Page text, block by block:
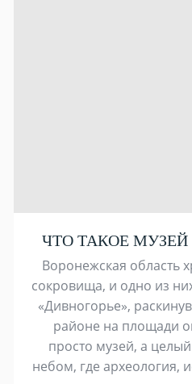
ЧТО ТАКОЕ МУЗЕЙ
Воронежская область
сокровища, и одно из
«Дивногорье»,
районе на площади
просто музей, а
небом, где археология,